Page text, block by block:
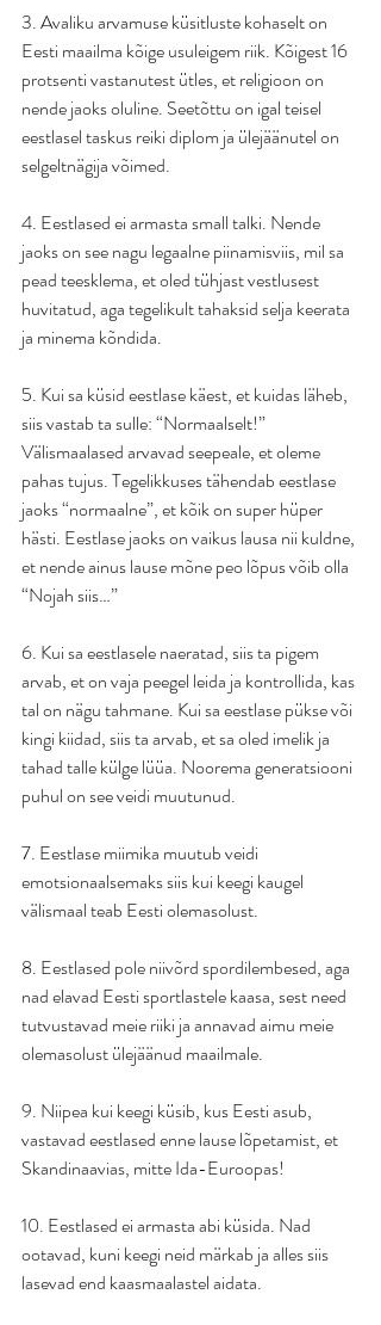
3. Avaliku arvamuse küsitluste kohaselt on
Eesti maailma kõige usuleigem riik. Kõigest 16
protsenti vastanutest ütles, et religioon on
nende jaoks oluline. Seetõttu on igal teisel
eestlasel taskus reiki diplom ja ülejäänutel on
selgeltnägija võimed.
4. Eestlased ei armasta small talki. Nende
jaoks on see nagu legaalne piinamisviis, mil sa
pead teesklema, et oled tühjast vestlusest
huvitatud, aga tegelikult tahaksid selja keerata
ja minema kõndida.
5. Kui sa küsid eestlase käest, et kuidas läheb,
siis vastab ta sulle: “Normaalselt!”
Välismaalased arvavad seepeale, et oleme
pahas tujus. Tegelikkuses tähendab eestlase
jaoks “normaalne”, et kõik on super hüper
hästi. Eestlase jaoks on vaikus lausa nii kuldne,
et nende ainus lause mõne peo lõpus võib olla
“Nojah siis…”
6. Kui sa eestlasele naeratad, siis ta pigem
arvab, et on vaja peegel leida ja kontrollida, kas
tal on nägu tahmane. Kui sa eestlase pükse või
kingi kiidad, siis ta arvab, et sa oled imelik ja
tahad talle külge lüüa. Noorema generatsiooni
puhul on see veidi muutunud.
7. Eestlase miimika muutub veidi
emotsionaalsemaks siis kui keegi kaugel
välismaal teab Eesti olemasolust.
8. Eestlased pole niivõrd spordilembesed, aga
nad elavad Eesti sportlastele kaasa, sest need
tutvustavad meie riiki ja annavad aimu meie
olemasolust ülejäänud maailmale.
9. Niipea kui keegi küsib, kus Eesti asub,
vastavad eestlased enne lause lõpetamist, et
Skandinaavias, mitte Ida-Euroopas!
10. Eestlased ei armasta abi küsida. Nad
ootavad, kuni keegi neid märkab ja alles siis
lasevad end kaasmaalastel aidata.